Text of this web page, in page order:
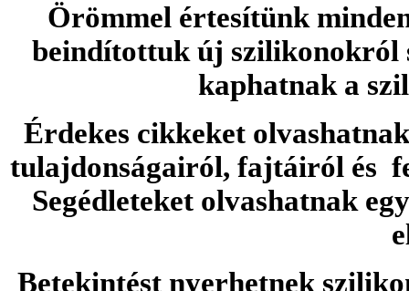
Örömmel értesítünk
beindítottuk új szilikonokról
kaphatnak a
Érdekes cikkeket
tulajdonságairól, fajtáiról és
Segédleteket olvashatnak
Betekintést nyerhetnek